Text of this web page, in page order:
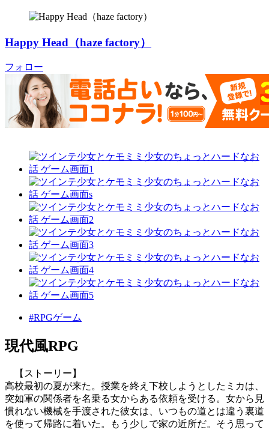
Happy Head（haze factory）
フォロー
#RPGゲーム
現代風RPG
【ストーリー】
高校最初の夏が来た。授業を終え下校しようとしたミカは、
突如軍の関係者を名乗る女からある依頼を受ける。女から見
慣れない機械を手渡された彼女は、いつもの道とは違う裏道
を使って帰路に着いた。もう少しで家の近所だ。そう思って